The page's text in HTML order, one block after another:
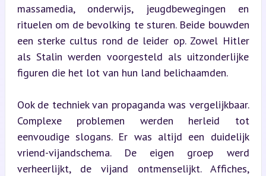
massamedia, onderwijs, jeugdbewegingen en
rituelen om de bevolking te sturen. Beide bouwden
een sterke cultus rond de leider op. Zowel Hitler
als Stalin werden voorgesteld als uitzonderlijke
figuren die het lot van hun land belichaamden.
Ook de techniek van propaganda was vergelijkbaar.
Complexe problemen werden herleid tot
eenvoudige slogans. Er was altijd een duidelijk
vriend-vijandschema. De eigen groep werd
verheerlijkt, de vijand ontmenselijkt. Affiches,